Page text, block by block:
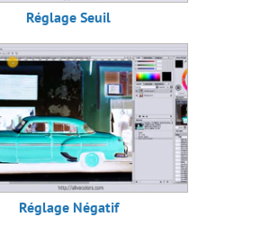
Réglage Seuil
Réglage Négatif